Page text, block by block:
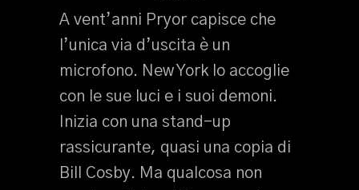
A vent’anni Pryor capisce che
l’unica via d’uscita è un
microfono. New York lo accoglie
con le sue luci e i suoi demoni.
Inizia con una stand-up
rassicurante, quasi una copia di
Bill Cosby. Ma qualcosa non